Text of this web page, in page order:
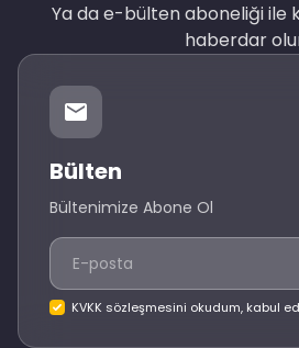
Ya da e-bülten aboneliği ile
haberdar
Bülten
Bültenimize Abone Ol
KVKK sözleşmesini okudum, kabul